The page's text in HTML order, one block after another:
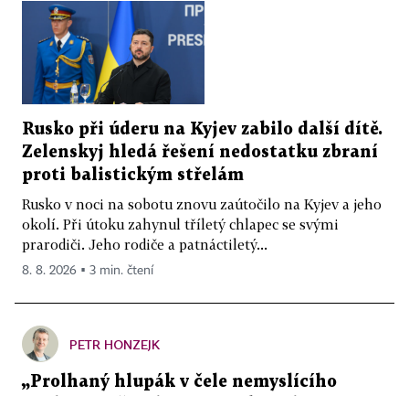
Rusko při úderu na Kyjev zabilo další dítě.
Zelenskyj hledá řešení nedostatku zbraní
proti balistickým střelám
Rusko v noci na sobotu znovu zaútočilo na Kyjev a jeho
okolí. Při útoku zahynul tříletý chlapec se svými
prarodiči. Jeho rodiče a patnáctiletý...
8. 8. 2026 ▪ 3 min. čtení
PETR HONZEJK
„Prolhaný hlupák v čele nemyslícího